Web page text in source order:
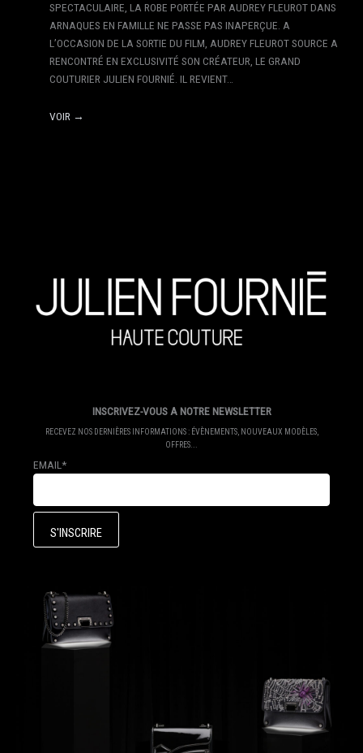
SPECTACULAIRE, LA ROBE PORTÉE PAR AUDREY FLEUROT DANS
ARNAQUES EN FAMILLE NE PASSE PAS INAPERÇUE. A
L’OCCASION DE LA SORTIE DU FILM, AUDREY FLEUROT SOURCE A
RENCONTRÉ EN EXCLUSIVITÉ SON CRÉATEUR, LE GRAND
COUTURIER JULIEN FOURNIÉ. IL REVIENT…
VOIR →
INSCRIVEZ-VOUS A NOTRE NEWSLETTER
RECEVEZ NOS DERNIÈRES INFORMATIONS : ÉVÈNEMENTS, NOUVEAUX MODÈLES,
OFFRES...
EMAIL*